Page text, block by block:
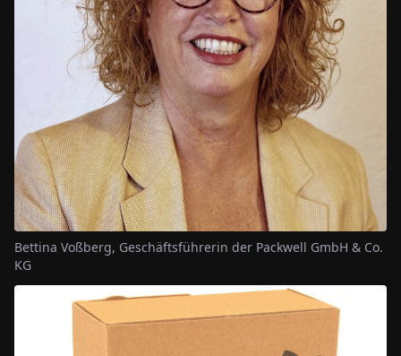
Bettina Voßberg, Geschäftsführerin der Packwell GmbH & Co.
KG